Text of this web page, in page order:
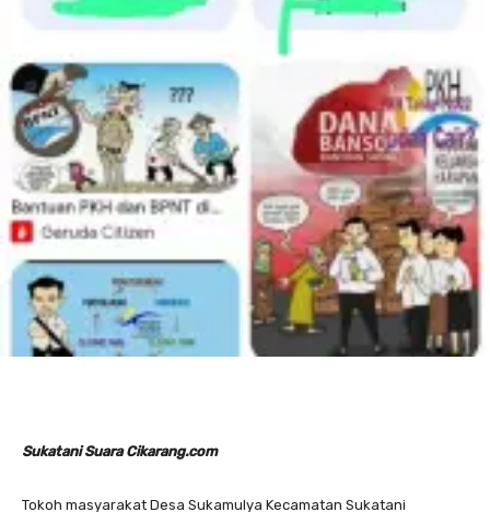
Sukatani Suara Cikarang.com
Tokoh masyarakat Desa Sukamulya Kecamatan Sukatani